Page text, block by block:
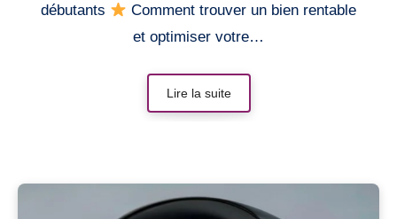
débutants
Comment trouver un bien rentable
et optimiser votre…
Lire la suite